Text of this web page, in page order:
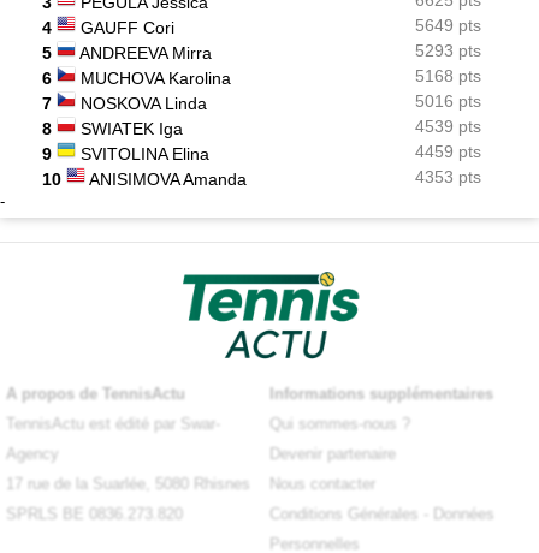
4
GAUFF Cori
5649 pts
5
ANDREEVA Mirra
5293 pts
6
MUCHOVA Karolina
5168 pts
7
NOSKOVA Linda
5016 pts
8
SWIATEK Iga
4539 pts
9
SVITOLINA Elina
4459 pts
10
ANISIMOVA Amanda 4353 pts
-
A propos de TennisActu
TennisActu est édité par Swar-
Agency
17 rue de la Suarlée, 5080 Rhisnes
SPRLS BE 0836.273.820
Informations supplémentaires
Qui sommes-nous ?
Devenir partenaire
Nous contacter
Conditions Générales
Données
Personnelles